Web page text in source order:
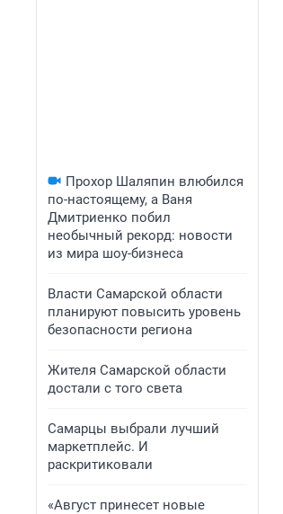
Прохор Шаляпин влюбился
по-настоящему, а Ваня
Дмитриенко побил
необычный рекорд: новости
из мира шоу-бизнеса
Власти Самарской области
планируют повысить уровень
безопасности региона
Жителя Самарской области
достали с того света
Самарцы выбрали лучший
маркетплейс. И
раскритиковали
«Август принесет новые